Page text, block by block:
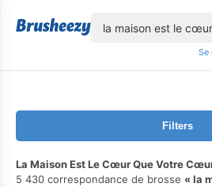
Se
Filters
La Maison Est Le Cœur Que Votre
5 430 correspondance de brosse
la